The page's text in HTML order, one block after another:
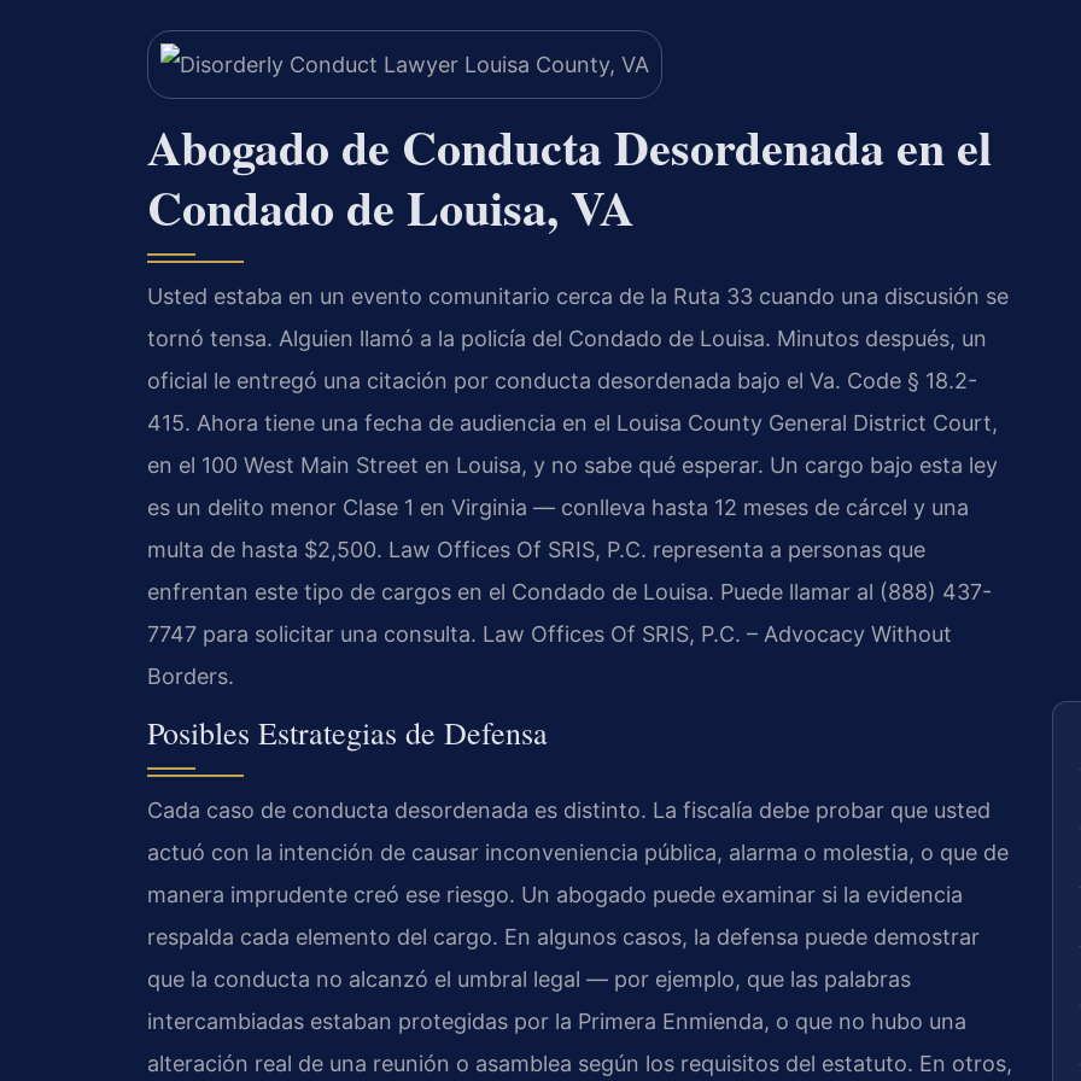
Abogado de Conducta Desordenada en el
Condado de Louisa, VA
Usted estaba en un evento comunitario cerca de la Ruta 33 cuando una discusión se
tornó tensa. Alguien llamó a la policía del Condado de Louisa. Minutos después, un
oficial le entregó una citación por conducta desordenada bajo el Va. Code § 18.2-
415. Ahora tiene una fecha de audiencia en el Louisa County General District Court,
en el 100 West Main Street en Louisa, y no sabe qué esperar. Un cargo bajo esta ley
es un delito menor Clase 1 en Virginia — conlleva hasta 12 meses de cárcel y una
multa de hasta $2,500. Law Offices Of SRIS, P.C. representa a personas que
enfrentan este tipo de cargos en el Condado de Louisa. Puede llamar al (888) 437-
7747 para solicitar una consulta. Law Offices Of SRIS, P.C. – Advocacy Without
Borders.
Posibles Estrategias de Defensa
Cada caso de conducta desordenada es distinto. La fiscalía debe probar que usted
actuó con la intención de causar inconveniencia pública, alarma o molestia, o que de
manera imprudente creó ese riesgo. Un abogado puede examinar si la evidencia
respalda cada elemento del cargo. En algunos casos, la defensa puede demostrar
que la conducta no alcanzó el umbral legal — por ejemplo, que las palabras
intercambiadas estaban protegidas por la Primera Enmienda, o que no hubo una
alteración real de una reunión o asamblea según los requisitos del estatuto. En otros,